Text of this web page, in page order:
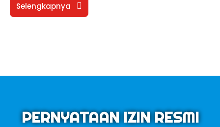
Selengkapnya
PERNYATAAN IZIN RESMI